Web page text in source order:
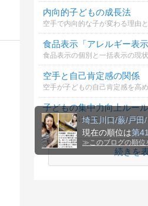
現在の順位は第
≫ このブログの順位
内向的子どもの成長法
空手で内向的な子が変わる理由
空手と自己肯定感の関係
空手が子どもの自己肯定感を高
子どもの集中力向上ルー
続きを